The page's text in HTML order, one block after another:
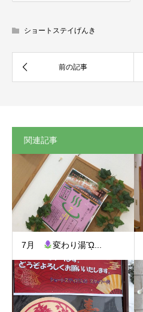
ショートステイげんき
関連記事
7月 変わり湯ᾫ...